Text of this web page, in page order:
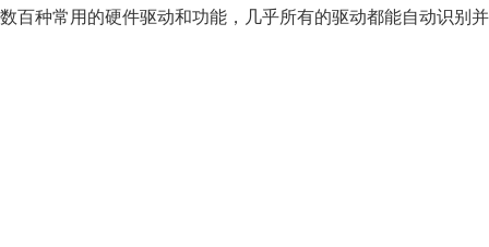
数百种常用的硬件驱动和功能，几乎所有的驱动都能自动识别